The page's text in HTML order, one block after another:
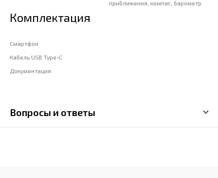
приближения, компас, барометр
Комплектация
Смартфон
Кабель USB Type-C
Документация
Вопросы и ответы